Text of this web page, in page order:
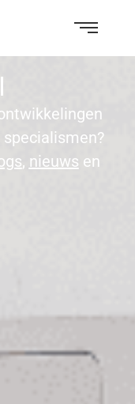
specialismen?
, nieuws en